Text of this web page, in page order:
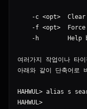
-c <opt>
-f <opt>
-h        Help
여러가지 작업이나 타
아래와 같이 단축어로
HAHWUL> alias s
HAHWUL>